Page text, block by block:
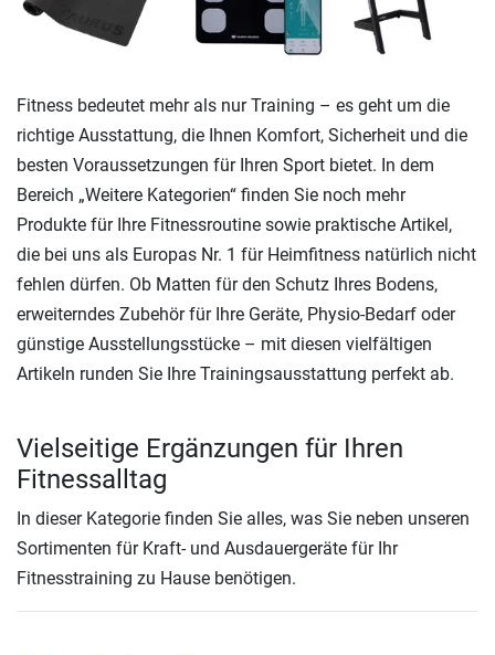
Fitness bedeutet mehr als nur Training – es geht um die
richtige Ausstattung, die Ihnen Komfort, Sicherheit und die
besten Voraussetzungen für Ihren Sport bietet. In dem
Bereich „Weitere Kategorien“ finden Sie noch mehr
Produkte für Ihre Fitnessroutine sowie praktische Artikel,
die bei uns als Europas Nr. 1 für Heimfitness natürlich nicht
fehlen dürfen. Ob Matten für den Schutz Ihres Bodens,
erweiterndes Zubehör für Ihre Geräte, Physio-Bedarf oder
günstige Ausstellungsstücke – mit diesen vielfältigen
Artikeln runden Sie Ihre Trainingsausstattung perfekt ab.
Vielseitige Ergänzungen für Ihren
Fitnessalltag
In dieser Kategorie finden Sie alles, was Sie neben unseren
Sortimenten für Kraft- und Ausdauergeräte für Ihr
Fitnesstraining zu Hause benötigen.